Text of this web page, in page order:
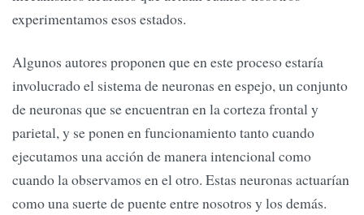
experimentamos esos estados.
Algunos autores proponen que en este proceso estaría
involucrado el sistema de neuronas en espejo, un conjunto
de neuronas que se encuentran en la corteza frontal y
parietal, y se ponen en funcionamiento tanto cuando
ejecutamos una acción de manera intencional como
cuando la observamos en el otro. Estas neuronas actuarían
como una suerte de puente entre nosotros y los demás.